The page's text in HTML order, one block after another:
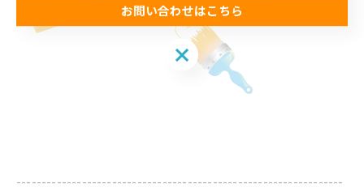
-----------------------------------------------------------------
お問い合わせはこちら
お問い合わせはこちら